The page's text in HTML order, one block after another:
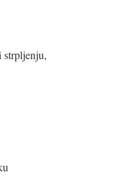
strpljenju,